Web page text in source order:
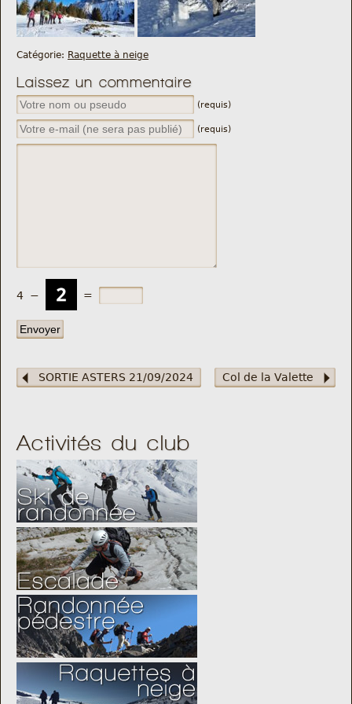
Catégorie: Raquette à neige
Laissez un commentaire
(requis)
(requis)
4 − =
SORTIE ASTERS 21/09/2024 Col de la Valette
Activités du club